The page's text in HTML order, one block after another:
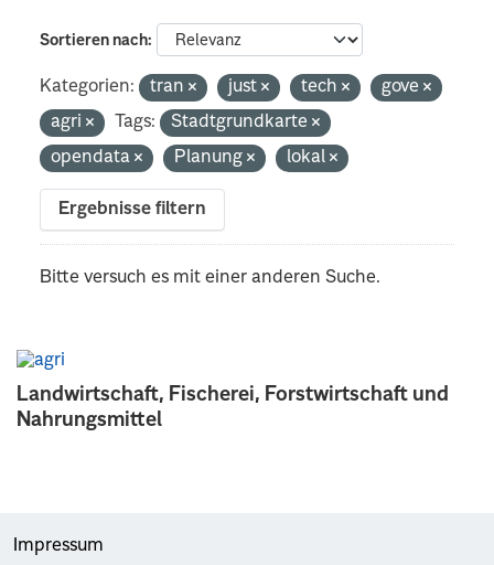
Landwirtschaft, Fischerei, Forstwirtschaft und
Nahrungsmittel
Sortieren nach
Kategorien: tran just tech
gove
agri
Tags:
Stadtgrundkarte
opendata
Planung lokal
Ergebnisse filtern
Bitte versuch es mit einer anderen Suche.
Impressum